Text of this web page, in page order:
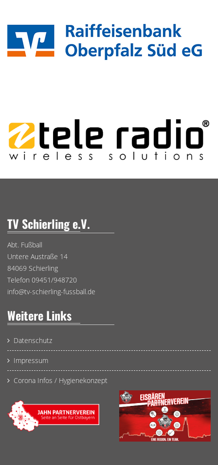
TV Schierling e.V.
Abt. Fußball
Untere Austraße 14
84069 Schierling
Telefon 09451/948720
info@tv-schierling-fussball.de
Weitere Links
Datenschutz
Impressum
Corona Infos / Hygienekonzept